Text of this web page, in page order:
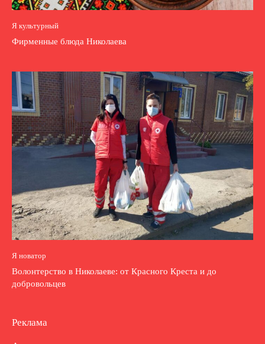
Я культурный
Фирменные блюда Николаева
Я новатор
Волонтерство в Николаеве: от Красного Креста и до
добровольцев
Реклама